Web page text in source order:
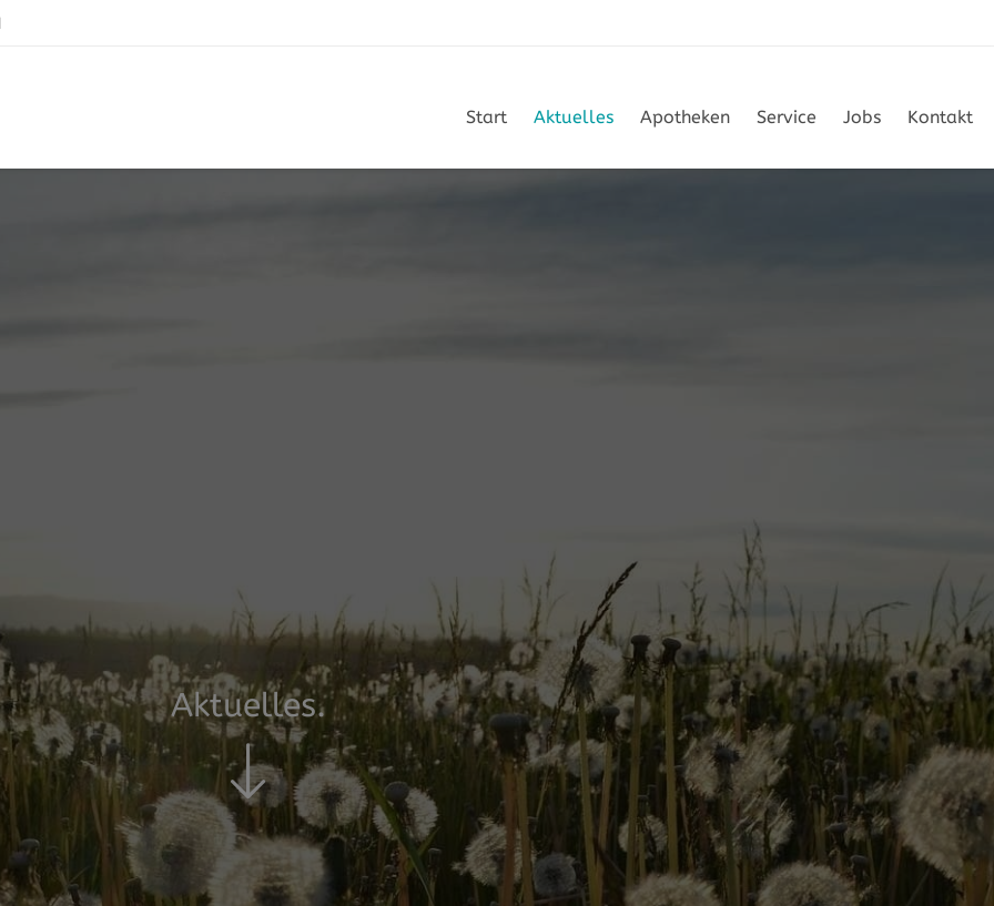
Start Aktuelles Apotheken Service Jobs Kontakt
Aktuelles.